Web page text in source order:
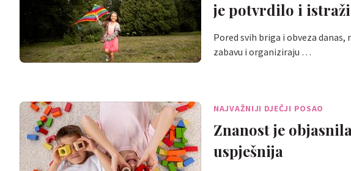
je potvrdilo i
Pored svih briga i obveza
zabavu i organiziraju …
NAJVAŽNIJI DJEČJI POSAO
Znanost je
uspješnija